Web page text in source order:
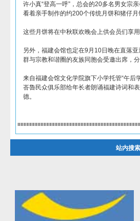
许小真“登高一呼”，总会的20多名男女宗
看着亲手制作的约200个传统月饼和猪仔
这些月饼将在中秋联欢晚会上供会员们享
另外，福建会馆也定在9月10日晚在直落
群与宗教和谐圈的友族同胞会受邀出席，
来自福建会馆文化学院旗下小学托管“午
峇魯民众俱乐部给年长者朗诵福建诗词和
德。
站内搜索